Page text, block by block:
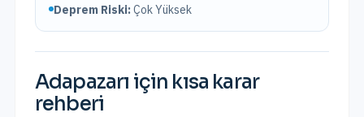
Deprem Riski:Çok Yüksek
Adapazarı için kısa karar
rehberi